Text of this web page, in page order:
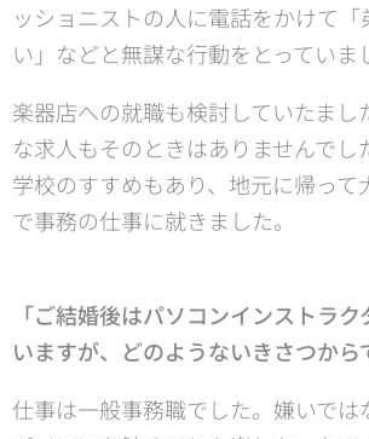
ッショニストの人に電話をかけて「
い」などと無謀な行動をとっていま
楽器店への就職も検討していたまし
な求人もそのときはありませんでし
学校のすすめもあり、地元に帰って
で事務の仕事に就きました。
「ご結婚後はパソコンインストラ
いますが、どのようないきさつから
仕事は一般事務職でした。嫌いでは